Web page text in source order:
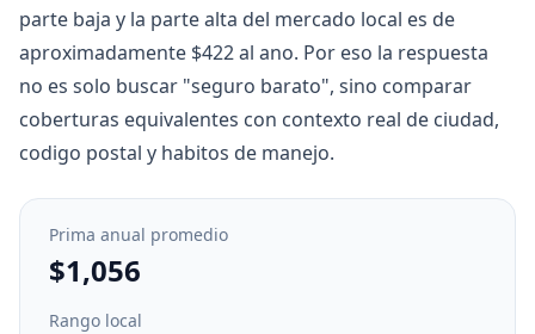
parte baja y la parte alta del mercado local es de
aproximadamente $422 al ano. Por eso la respuesta
no es solo buscar "seguro barato", sino comparar
coberturas equivalentes con contexto real de ciudad,
codigo postal y habitos de manejo.
Prima anual promedio
$1,056
Rango local